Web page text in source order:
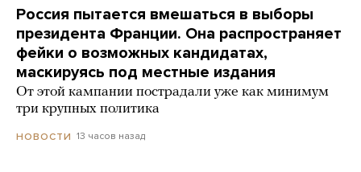
Россия пытается вмешаться в выборы
президента Франции. Она распространяет
фейки о возможных кандидатах,
маскируясь под местные издания
От этой кампании пострадали уже как минимум
три крупных политика
НОВОСТИ 13 часов назад